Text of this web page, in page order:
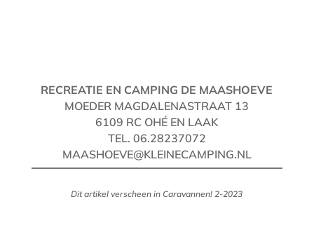
RECREATIE EN CAMPING DE MAASHOEVE
MOEDER MAGDALENASTRAAT 13
6109 RC OHÉ EN LAAK
TEL. 06.28237072
MAASHOEVE@KLEINECAMPING.NL
Dit artikel verscheen in Caravannen! 2-2023